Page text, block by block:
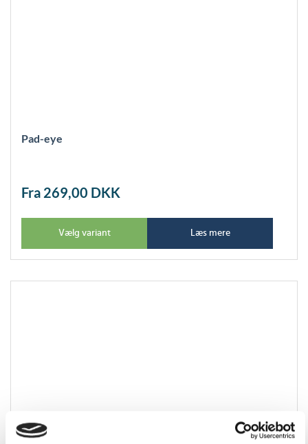
Pad-eye
Fra 269,00 DKK
Vælg variant Læs mere